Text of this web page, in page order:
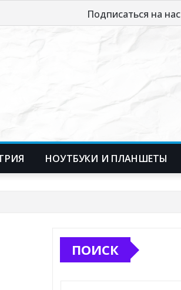
Подписаться на нас
НОУТБУКИ И ПЛАНШЕТЫ
ПОИСК